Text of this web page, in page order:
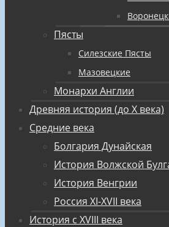
Пясты
Силезские Пясты
Мазовецкие
Монархи Англии
Древняя история (до X века)
Средние века
Болгария Дунайская
История Волжской
История Венгрии
Россия XI-XVII века
История с XVIII века